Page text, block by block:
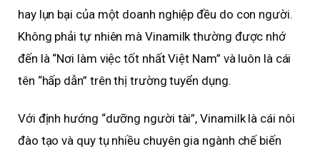
hay lụn bại của một doanh nghiệp đều do con người.
Không phải tự nhiên mà Vinamilk thường được nhớ
đến là “Nơi làm việc tốt nhất Việt Nam” và luôn là cái
tên “hấp dẫn” trên thị trường tuyển dụng.
Với định hướng “dưỡng người tài”, Vinamilk là cái nôi
đào tạo và quy tụ nhiều chuyên gia ngành chế biến